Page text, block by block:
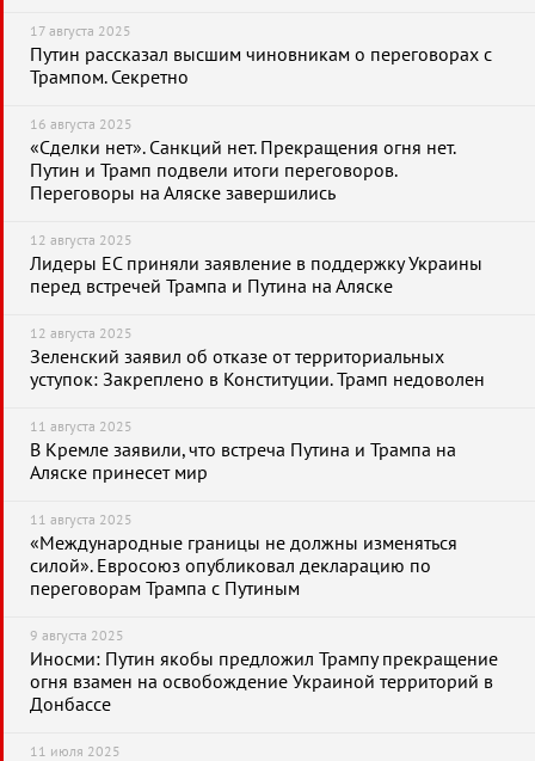
17 августа 2025
Путин рассказал высшим чиновникам о переговорах с
Трампом. Секретно
16 августа 2025
«Сделки нет». Санкций нет. Прекращения огня нет.
Путин и Трамп подвели итоги переговоров.
Переговоры на Аляске завершились
12 августа 2025
Лидеры ЕС приняли заявление в поддержку Украины
перед встречей Трампа и Путина на Аляске
12 августа 2025
Зеленский заявил об отказе от территориальных
уступок: Закреплено в Конституции. Трамп недоволен
11 августа 2025
В Кремле заявили, что встреча Путина и Трампа на
Аляске принесет мир
11 августа 2025
«Международные границы не должны изменяться
силой». Евросоюз опубликовал декларацию по
переговорам Трампа с Путиным
9 августа 2025
Иносми: Путин якобы предложил Трампу прекращение
огня взамен на освобождение Украиной территорий в
Донбассе
11 июля 2025